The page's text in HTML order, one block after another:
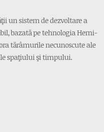
un sistem de dezvoltare a
bazată pe tehnologia Hemi-
tărâmurile necunoscute ale
spaţiului şi timpului.